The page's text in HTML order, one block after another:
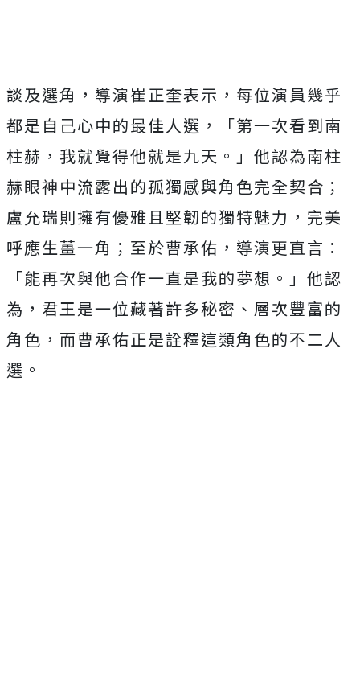
談及選角，導演崔正奎表示， 每位演員幾乎
都是自己心中的最佳人選，「第一次看到南
柱赫， 我就覺得他就是九天。」 他認為南柱
赫眼神中流露出的孤獨感與角色完全契合；
盧允瑞則擁有優雅且堅韌的獨特魅力，完美
呼應生薑一角； 至於曹承佑，導演更直言：
「能再次與他合作一直是我的夢想。」 他認
為，君王是一位藏著許多秘密、層次豐富的
角色， 而曹承佑正是詮釋這類角色的不二人
選。